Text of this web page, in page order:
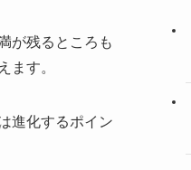
が残るところも
ます。
進化するポイン